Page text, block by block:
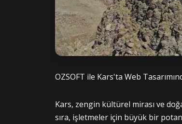
OZSOFT ile Kars'ta Web
Kars, zengin kültürel mirası ve
sıra, işletmeler için büyük bir